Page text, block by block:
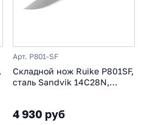
Арт. P801-SF
Складной нож Ruike P801SF,
сталь Sandvik 14C28N,
4 930 руб